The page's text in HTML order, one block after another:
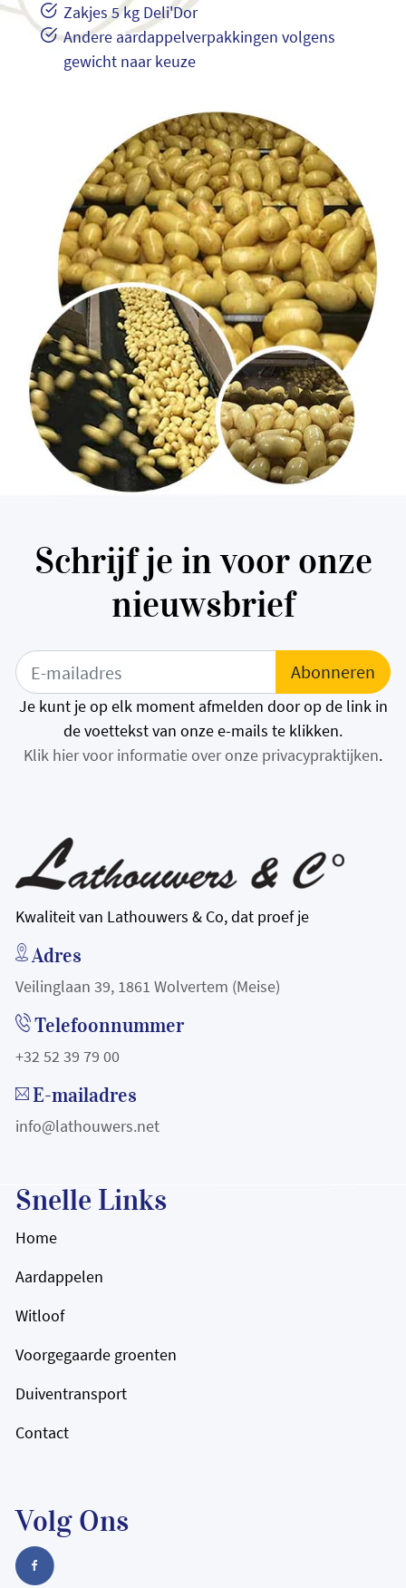
Zakjes 5 kg Deli'Dor
Andere aardappelverpakkingen volgens
gewicht naar keuze
Schrijf je in voor onze
nieuwsbrief
Je kunt je op elk moment afmelden door op de link in
de voettekst van onze e-mails te klikken.
Klik hier voor informatie over onze privacypraktijken.
Kwaliteit van Lathouwers & Co, dat proef je
Adres
Veilinglaan 39, 1861 Wolvertem (Meise)
Telefoonnummer
+32 52 39 79 00
E-mailadres
info@lathouwers.net
Snelle Links
Home
Aardappelen
Witloof
Voorgegaarde groenten
Duiventransport
Contact
Volg Ons